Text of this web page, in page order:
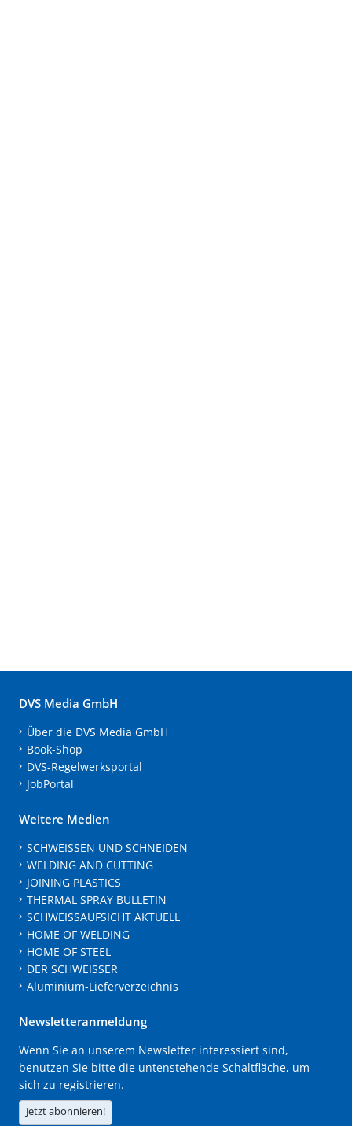
DVS Media GmbH
Über die DVS Media GmbH
Book-Shop
DVS-Regelwerksportal
JobPortal
Weitere Medien
SCHWEISSEN UND SCHNEIDEN
WELDING AND CUTTING
JOINING PLASTICS
THERMAL SPRAY BULLETIN
SCHWEISSAUFSICHT AKTUELL
HOME OF WELDING
HOME OF STEEL
DER SCHWEISSER
Aluminium-Lieferverzeichnis
Newsletteranmeldung
Wenn Sie an unserem Newsletter interessiert sind,
benutzen Sie bitte die untenstehende Schaltfläche, um
sich zu registrieren.
Jetzt abonnieren!